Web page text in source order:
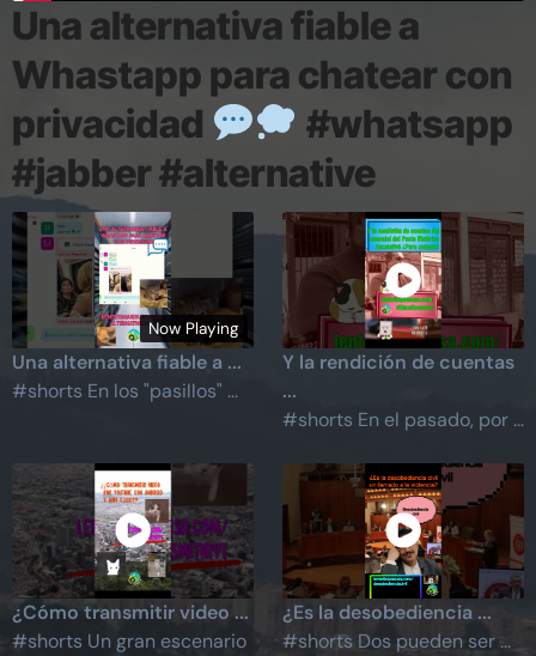
Una alternativa fiable a
Whastapp para chatear con
privacidad
#whatsapp
#jabber #alternative
Now Playing
Una alternativa fiable a ...
#shorts En los "pasillos" ...
Y la rendición de cuentas
...
#shorts En el pasado, por ...
¿Cómo transmitir video ...
#shorts Un gran escenario
¿Es la desobediencia ...
#shorts Dos pueden ser ...